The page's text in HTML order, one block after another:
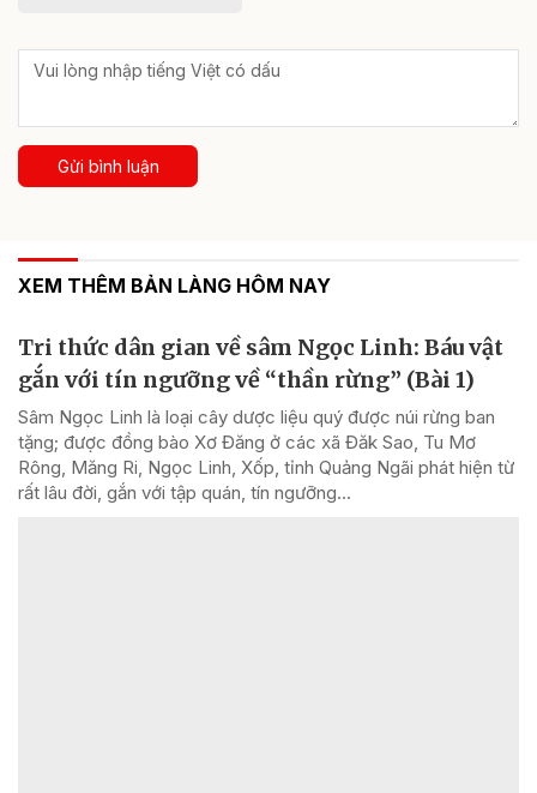
Gửi bình luận
XEM THÊM BẢN LÀNG HÔM NAY
Tri thức dân gian về sâm Ngọc Linh: Báu vật
gắn với tín ngưỡng về “thần rừng” (Bài 1)
Sâm Ngọc Linh là loại cây dược liệu quý được núi rừng ban
tặng; được đồng bào Xơ Đăng ở các xã Đăk Sao, Tu Mơ
Rông, Măng Ri, Ngọc Linh, Xốp, tỉnh Quảng Ngãi phát hiện từ
rất lâu đời, gắn với tập quán, tín ngưỡng...